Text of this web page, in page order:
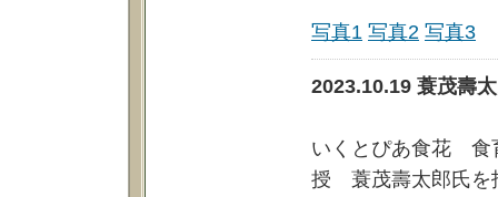
写真1 写真2 写真3
2023.10.19 蓑茂壽
いくとぴあ食花 食
授 蓑茂壽太郎氏を